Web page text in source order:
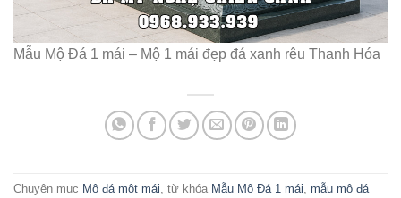
Mẫu Mộ Đá 1 mái – Mộ 1 mái đẹp đá xanh rêu Thanh Hóa
Chuyên mục Mộ đá một mái , từ khóa Mẫu Mộ Đá 1 mái mẫu mộ đá